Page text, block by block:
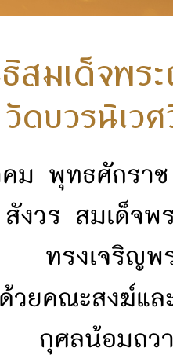
สมเด็จพร
วัดบวรนิเว
พุทธศักราช
สังวร สมเด็จ
ทรงเจริญ
วยคณะสงฆ์แ
กุศลน้อมถว